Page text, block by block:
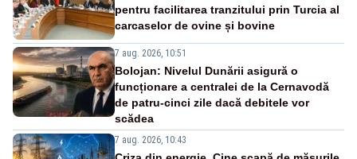
pentru facilitarea tranzitului prin Turcia al
carcaselor de ovine și bovine
7 aug. 2026, 10:51
Bolojan: Nivelul Dunării asigură o
funcționare a centralei de la Cernavodă
de patru-cinci zile dacă debitele vor
scădea
7 aug. 2026, 10:43